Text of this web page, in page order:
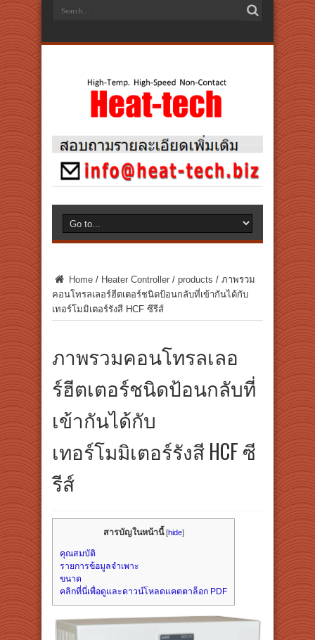
Home / Heater Controller / products / ภาพรวม
คอนโทรลเลอร์ฮีตเตอร์ชนิดป้อนกลับที่เข้ากันได้กับ
เทอร์โมมิเตอร์รังสี HCF ซีรีส์
ภาพรวมคอนโทรลเลอ
ร์ฮีตเตอร์ชนิดป้อนกลับที่
เข้ากันได้กับ
เทอร์โมมิเตอร์รังสี HCF ซี
รีส์
สารบัญในหน้านี้ [hide]
คุณสมบัติ
รายการข้อมูลจำเพาะ
ขนาด
คลิกที่นี่เพื่อดูและดาวน์โหลดแคตตาล็อก PDF